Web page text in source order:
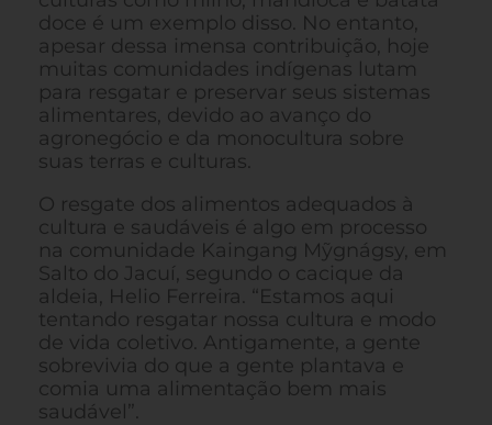
doce é um exemplo disso. No entanto,
apesar dessa imensa contribuição, hoje
muitas comunidades indígenas lutam
para resgatar e preservar seus sistemas
alimentares, devido ao avanço do
agronegócio e da monocultura sobre
suas terras e culturas.
O resgate dos alimentos adequados à
cultura e saudáveis é algo em processo
na comunidade Kaingang Mỹgnágsy, em
Salto do Jacuí, segundo o cacique da
aldeia, Helio Ferreira. “Estamos aqui
tentando resgatar nossa cultura e modo
de vida coletivo. Antigamente, a gente
sobrevivia do que a gente plantava e
comia uma alimentação bem mais
saudável”.